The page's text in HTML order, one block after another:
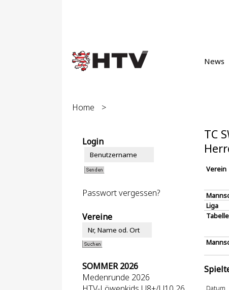
News
Home >
Login
Passwort vergessen?
Vereine
SOMMER 2026
Medenrunde 2026
TC
Verein
Liga
Tabelle
Datum